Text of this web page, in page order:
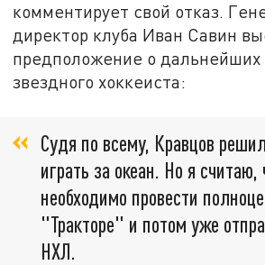
комментирует свой отказ.
директор клуба Иван Савин
предположение о дальнейших
звездного хоккеиста:
Судя по всему, Кравцов
играть за океан. Но я считаю,
необходимо провести
"Тракторе" и потом уже
НХЛ.